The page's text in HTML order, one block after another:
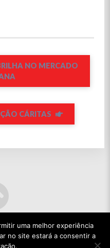
NO MERCADO
CÁRITAS
uma melhor experiência
no site estará a consentir a